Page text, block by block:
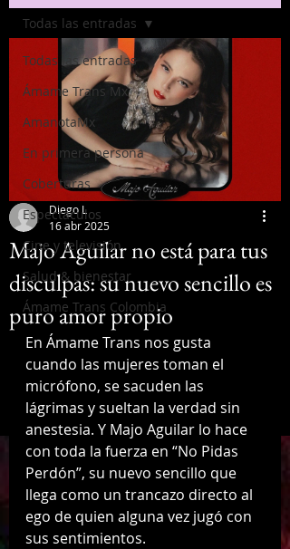
Todas las entradas
Ámame Trans Mx
AmanotaMx
En primera persona
Coberturas
Espectáculos
Cine y televisión
Salud & bienestar
Ámame Trans Colombia
Todas las entradas
Majo Aguilar no está para tus
disculpas: su nuevo sencillo es
puro amor propio
Diego L
16 abr 2025
En Ámame Trans nos gusta
cuando las mujeres toman el
micrófono, se sacuden las
lágrimas y sueltan la verdad sin
anestesia. Y Majo Aguilar lo hace
con toda la fuerza en “No Pidas
Perdón”, su nuevo sencillo que
llega como un trancazo directo al
ego de quien alguna vez jugó con
sus sentimientos.